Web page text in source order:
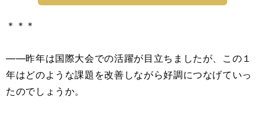
＊＊＊
――昨年は国際大会での活躍が目立ちましたが、この１
年はどのような課題を改善しながら好調につなげていっ
たのでしょうか。